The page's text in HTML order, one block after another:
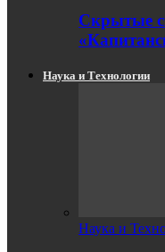
Скрытые
Наука и Технологии
Наука и